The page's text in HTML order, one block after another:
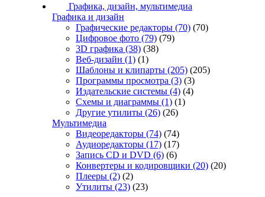
Графика, дизайн, мультимедиа
Графика и дизайн
Графические редакторы (70) (70)
Цифровое фото (79) (79)
3D графика (38) (38)
Веб-дизайн (1) (1)
Шаблоны и клипарты (205) (205)
Программы просмотра (3) (3)
Издательские системы (4) (4)
Схемы и диаграммы (1) (1)
Другие утилиты (26) (26)
Мультимедиа
Видеоредакторы (74) (74)
Аудиоредакторы (17) (17)
Запись CD и DVD (6) (6)
Конвертеры и кодировщики (20) (20)
Плееры (2) (2)
Утилиты (23) (23)